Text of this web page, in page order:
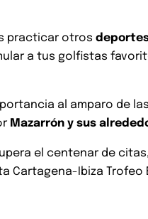
practicar otros
a tus golfistas
al amparo de
Mazarrón y sus
el centenar de
Cartagena-Ibiza